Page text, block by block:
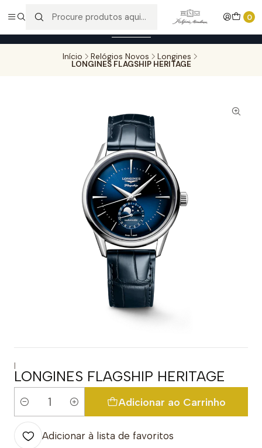
0
Entregas gratuitas para compras superiores a 100,00€ - Todas as
encomendas serão sujeitas a confirmação de stock.
Início Relógios Novos Longines
LONGINES FLAGSHIP HERITAGE
|
LONGINES FLAGSHIP HERITAGE
Quantidade
Adicionar ao Carrinho
Adicionar à lista de favoritos